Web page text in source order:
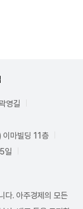
영길
마빌딩 11층
일
다. 아주경제의 모든